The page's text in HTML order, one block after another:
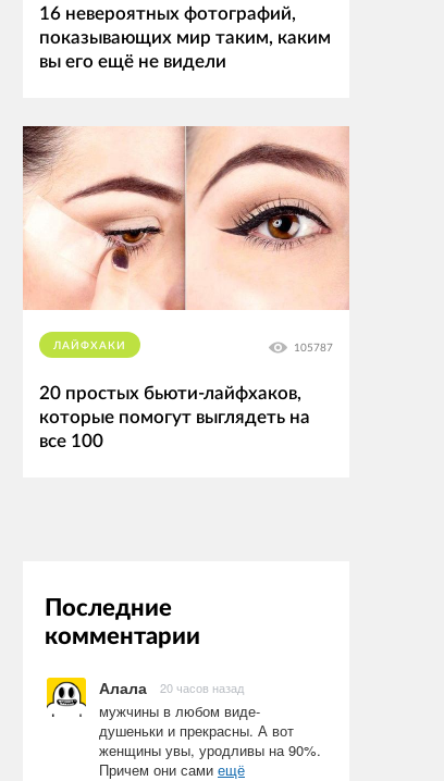
16 невероятных фотографий,
показывающих мир таким, каким
вы его ещё не видели
ЛАЙФХАКИ 105787
20 простых бьюти-лайфхаков,
которые помогут выглядеть на
все 100
Последние
комментарии
Алала 20 часов назад
мужчины в любом виде-
душеньки и прекрасны. А вот
женщины увы, уродливы на 90%.
Причем они сами ещё